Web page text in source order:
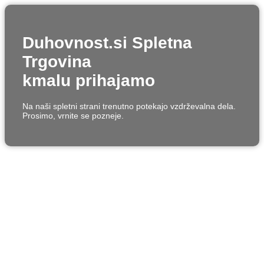
Duhovnost.si Spletna
Trgovina
kmalu prihajamo
Na naši spletni strani trenutno potekajo vzdrževalna dela.
Prosimo, vrnite se pozneje.